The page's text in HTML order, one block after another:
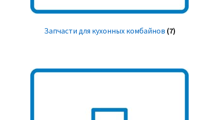
Запчасти для кухонных комбайнов (7)